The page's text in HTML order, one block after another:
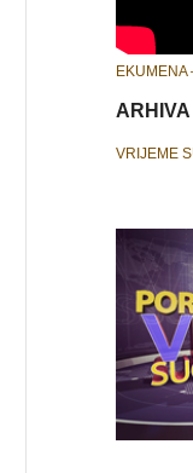
EKUMENA
ARHIVA
VRIJEME